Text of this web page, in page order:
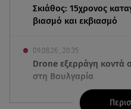
Σκιάθος: 15χρονος
βιασμό και εκβιασμό
09.08.26 , 20:35
Drone εξερράγη κοντά
στη Βουλγαρία
09.08.26 , 20:29